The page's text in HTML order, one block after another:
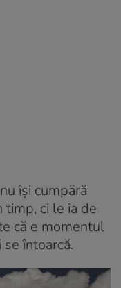
își cumpără
ci le ia de
că e momentul
întoarcă.